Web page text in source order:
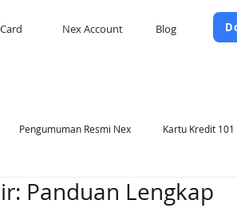
Nex Account Blog
Pengumuman Resmi Nex Kartu Kredit 101
Panduan Lengkap